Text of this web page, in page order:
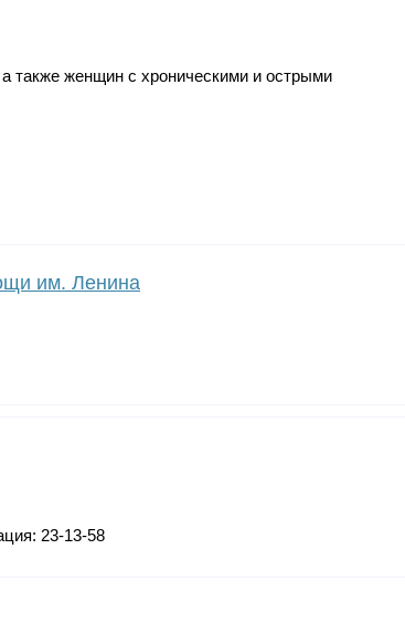
также женщин с хроническими и острыми
им. Ленина
23-13-58